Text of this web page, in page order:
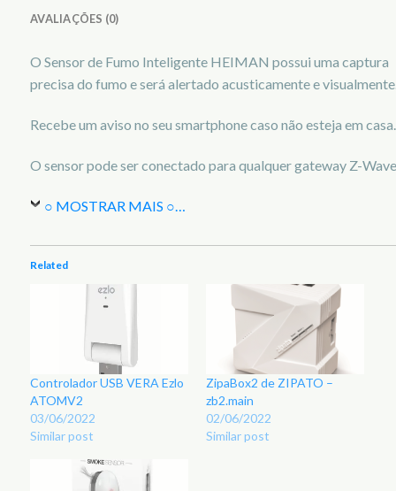
AVALIAÇÕES (0)
O Sensor de Fumo Inteligente HEIMAN possui uma captura
precisa do fumo e será alertado acusticamente e
Recebe um aviso no seu smartphone caso não esteja em casa.
O sensor pode ser conectado para qualquer gateway Z-
○ MOSTRAR MAIS ○
Related
Controlador USB VERA Ezlo
ATOMV2
03/06/2022
Similar post
ZipaBox2 de ZIPATO –
zb2.main
02/06/2022
Similar post